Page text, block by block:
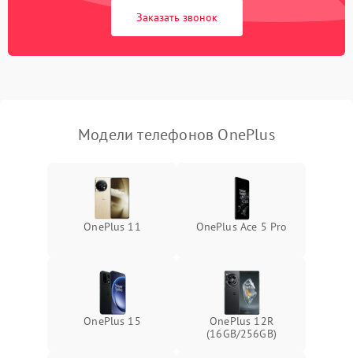
Заказать звонок
Модели телефонов OnePlus
OnePlus 11 OnePlus Ace 5 Pro
OnePlus 15
OnePlus 12R
(16GB/256GB)